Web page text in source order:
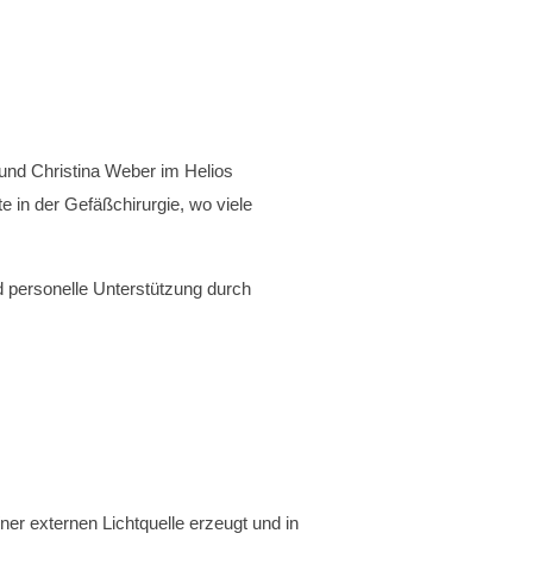
Christina Weber im Helios
in der Gefäßchirurgie, wo viele
Unterstützung durch
externen Lichtquelle erzeugt und in